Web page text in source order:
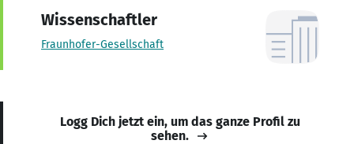
Wissenschaftler
Fraunhofer-Gesellschaft
Logg Dich jetzt ein, um das ganze Profil zu
sehen.